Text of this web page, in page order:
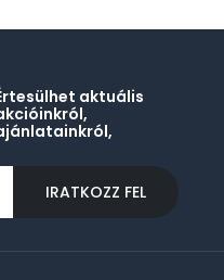
aktuális
IRATKOZZ FEL